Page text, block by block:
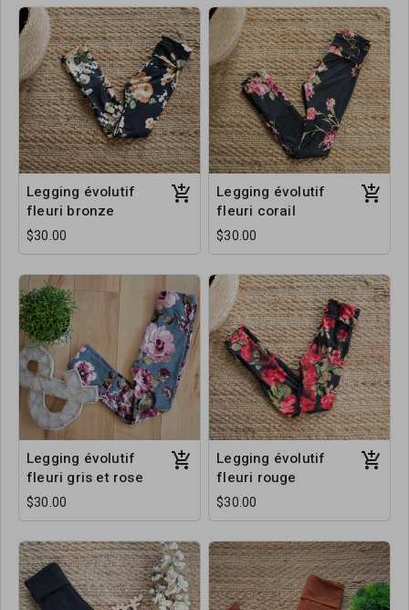
Legging évolutif
fleuri bronze
$30.00
Legging évolutif
fleuri corail
$30.00
Legging évolutif
fleuri gris et rose
$30.00
Legging évolutif
fleuri rouge
$30.00